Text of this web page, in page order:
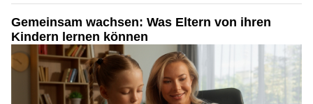
Gemeinsam wachsen: Was Eltern von ihren
Kindern lernen können